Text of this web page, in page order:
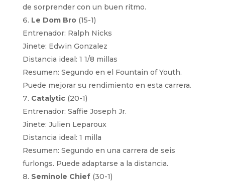
de sorprender con un buen ritmo.
Le Dom Bro(15-1)
Entrenador: Ralph Nicks
Jinete: Edwin Gonzalez
Distancia ideal: 1 1/8 millas
Resumen: Segundo en el Fountain of Youth.
Puede mejorar su rendimiento en esta carrera.
Catalytic(20-1)
Entrenador: Saffie Joseph Jr.
Jinete: Julien Leparoux
Distancia ideal: 1 milla
Resumen: Segundo en una carrera de seis
furlongs. Puede adaptarse a la distancia.
Seminole Chief (30-1)